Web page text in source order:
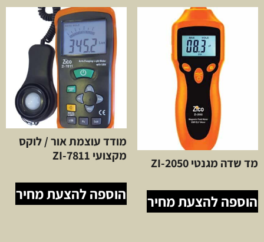
מד שדה מגנטי ZI-2050
הוספה להצעת מחיר
מודד עוצמת אור / לוקס
מקצועי ZI-7811
הוספה להצעת מחיר